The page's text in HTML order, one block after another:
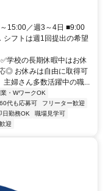
15:00／週3～4日 ■9:00
シフトは週1回提出の希望
学校の長期休暇中はお休
◎ お休みは自由に取得可
主婦さん多数活躍中の職...
・WワークOK
60代も応募可
フリーター歓迎
日勤務OK
職場見学可
迎